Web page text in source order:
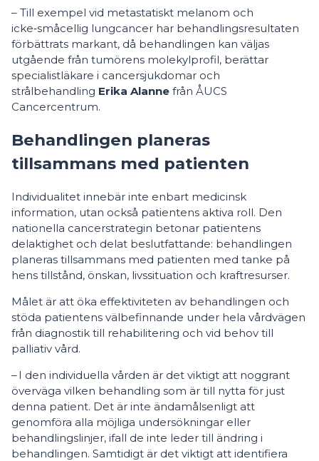
– Till exempel vid metastatiskt melanom och
icke‑småcellig lungcancer har behandlingsresultaten
förbättrats markant, då behandlingen kan väljas
utgående från tumörens molekylprofil, berättar
specialistläkare i cancersjukdomar och
strålbehandling Erika Alanne från ÅUCS
Cancercentrum.
Behandlingen planeras
tillsammans med patienten
Individualitet innebär inte enbart medicinsk
information, utan också patientens aktiva roll. Den
nationella cancerstrategin betonar patientens
delaktighet och delat beslutfattande: behandlingen
planeras tillsammans med patienten med tanke på
hens tillstånd, önskan, livssituation och kraftresurser.
Målet är att öka effektiviteten av behandlingen och
stöda patientens välbefinnande under hela vårdvägen
från diagnostik till rehabilitering och vid behov till
palliativ vård.
– I den individuella vården är det viktigt att noggrant
överväga vilken behandling som är till nytta för just
denna patient. Det är inte ändamålsenligt att
genomföra alla möjliga undersökningar eller
behandlingslinjer, ifall de inte leder till ändring i
behandlingen. Samtidigt är det viktigt att identifiera